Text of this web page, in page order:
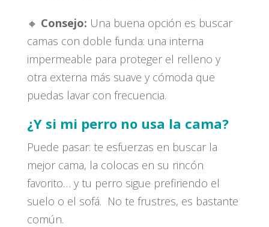
🔸 Consejo: Una buena opción es buscar
camas con doble funda: una interna
impermeable para proteger el relleno y
otra externa más suave y cómoda que
puedas lavar con frecuencia.
¿Y si mi perro no usa la cama?
Puede pasar: te esfuerzas en buscar la
mejor cama, la colocas en su rincón
favorito… y tu perro sigue prefiriendo el
suelo o el sofá. No te frustres, es bastante
común.